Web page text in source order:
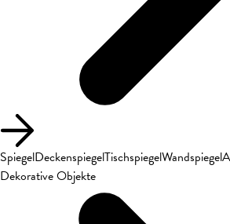
SpiegelDeckenspiegelTischspiegelWandspiegel
Dekorative Objekte